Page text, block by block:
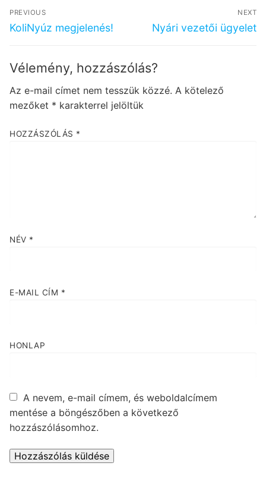
Bejegyzés
navigáció
PREVIOUS
Previous
KoliNyúz megjelenés!
NEXT
Next
Nyári vezetői ügyelet
Vélemény, hozzászólás?
Az e-mail címet nem tesszük közzé. A kötelező
mezőket * karakterrel jelöltük
HOZZÁSZÓLÁS *
NÉV *
E-MAIL CÍM *
HONLAP
A nevem, e-mail címem, és weboldalcímem
mentése a böngészőben a következő
hozzászólásomhoz.